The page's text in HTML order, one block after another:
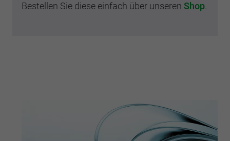
Bestellen Sie diese einfach über unseren Shop.